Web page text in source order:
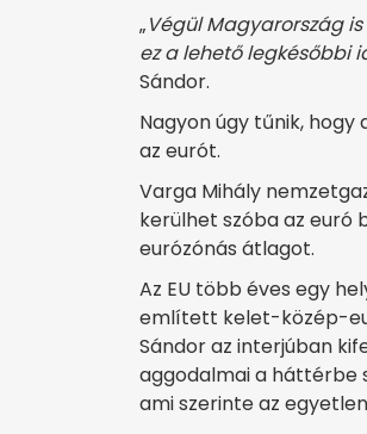
„Végül Magyarország
ez a lehető legkésőbbi
Sándor.
Nagyon úgy tűnik,
az eurót.
Varga Mihály
kerülhet szóba az euró
eurózónás átlagot.
Az EU több éves egy
említett kelet-közép-
Sándor az interjúban
aggodalmai a háttérbe
ami szerinte az